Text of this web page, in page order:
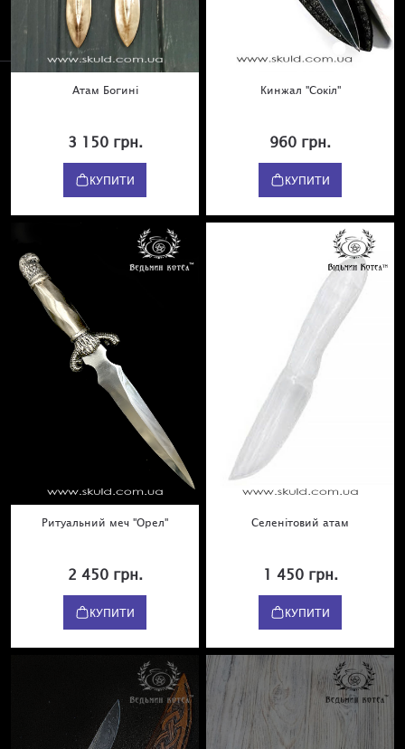
Атам Богині
3 150 грн.
КУПИТИ
Кинжал "Сокіл"
960 грн.
КУПИТИ
Ритуальний меч "Орел"
2 450 грн.
КУПИТИ
Селенітовий атам
1 450 грн.
КУПИТИ